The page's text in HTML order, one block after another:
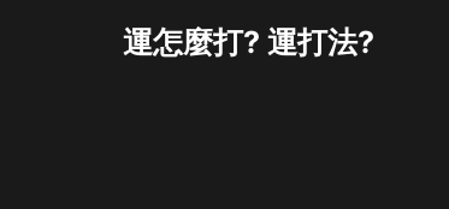
運怎麼打? 運打法?